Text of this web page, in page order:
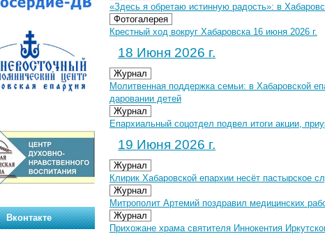
«Здесь я обретаю истинную радость»: в
Фотогалерея
Крестный ход вокруг Хабаровска 16 июня 2026 г.
18 Июня 2026 г.
Журнал
Молитвенная поддержка семьи: в Хабаровской
даровании детей
Журнал
Епархиальный соцотдел подвел итоги акции,
19 Июня 2026 г.
Журнал
Клирик Хабаровской епархии несёт пастырское
Журнал
Митрополит Артемий поздравил медицинских
Журнал
Прихожане храма святителя Иннокентия
Вконтакте